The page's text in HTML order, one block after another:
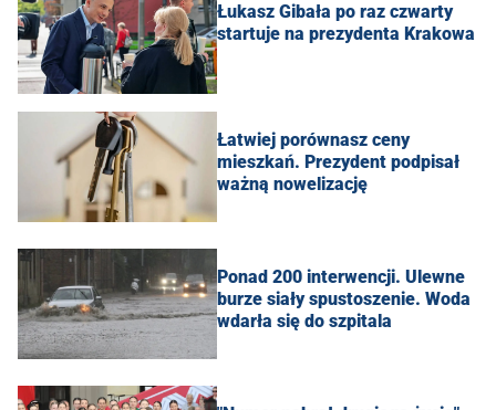
Łukasz Gibała po raz czwarty
startuje na prezydenta Krakowa
Łatwiej porównasz ceny
mieszkań. Prezydent podpisał
ważną nowelizację
Ponad 200 interwencji. Ulewne
burze siały spustoszenie. Woda
wdarła się do szpitala